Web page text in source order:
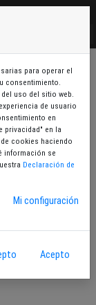
para operar el
consentimiento.
uso del sitio web.
de usuario
en
privacidad" en la
cookies haciendo
información se
Declaración de
Mi configuración
Acepto